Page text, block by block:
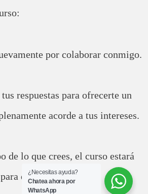
por colaborar conmigo.
respuestas para ofrecerte un
acorde a tus intereses.
de lo que crees, el curso estará
que lo disfrutes.
¿Necesitas ayuda?
Chatea ahora por
WhatsApp